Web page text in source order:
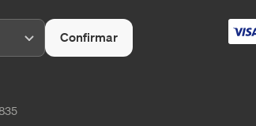
Confirmar